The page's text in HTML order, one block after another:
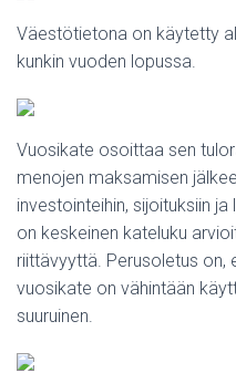
Väestötietona on käytetty
kunkin vuoden lopussa.
Vuosikate osoittaa sen
menojen maksamisen
investointeihin, sijoituksiin
on keskeinen kateluku
riittävyyttä. Perusoletus on,
vuosikate on vähintään
suuruinen.